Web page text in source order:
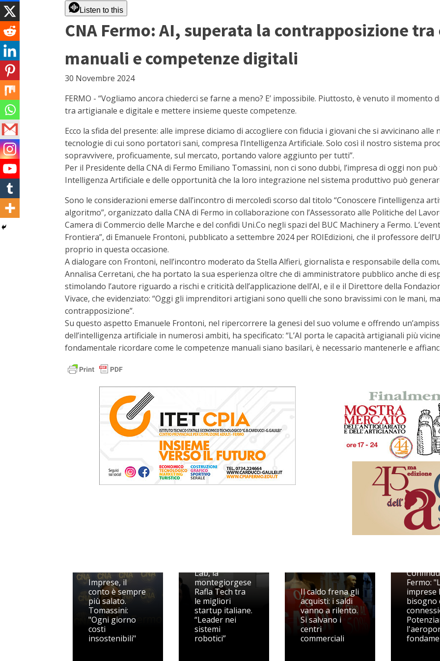
Listen to this
CNA Fermo: AI, superata la contrapposizione
manuali e competenze digitali
30 Novembre 2024
FERMO - “Vogliamo ancora chiederci se farne a meno? E’ impossibile. Piuttosto, è venuto il
tra artigianale e digitale e mettere insieme queste competenze.
Ecco la sfida del presente: alle imprese diciamo di accogliere con fiducia i giovani che si avvicinano
tecnologie di cui sono portatori sani, compresa l’Intelligenza Artificiale. Solo così il nostro sistema
sopravvivere, proficuamente, sul mercato, portando valore aggiunto per tutti”.
Per il Presidente della CNA di Fermo Emiliano Tomassini, non ci sono dubbi, l’impresa di oggi non
Intelligenza Artificiale e delle opportunità che la loro integrazione nel sistema produttivo può
Sono le considerazioni emerse dall’incontro di mercoledì scorso dal titolo “Conoscere l’intelligenza
algoritmo”, organizzato dalla CNA di Fermo in collaborazione con l’Assessorato alle Politiche del
Camera di Commercio delle Marche e del confidi Uni.Co negli spazi del BUC Machinery a Fermo.
Frontiera”, di Emanuele Frontoni, pubblicato a settembre 2024 per ROIEdizioni, che il professore
proprio in questa occasione.
A dialogare con Frontoni, nell’incontro moderato da Stella Alfieri, giornalista e responsabile della
Annalisa Cerretani, che ha portato la sua esperienza oltre che di amministratore pubblico anche di
stimolando l’autore riguardo a rischi e criticità dell’applicazione dell’AI, e il e il Direttore della
Vivace, che evidenziato: “Oggi gli imprenditori artigiani sono quelli che sono bravissimi con le mani, ma
contrapposizione”.
Su questo aspetto Emanuele Frontoni, nel ripercorrere la genesi del suo volume e offrendo
dell’intelligenza artificiale in numerosi ambiti, ha specificato: “L’AI porta le capacità artigianali più
fondamentale ricordare come le competenze manuali siano basilari, è necessario mantenerle e
Imprese, il
conto è sempre
più salato.
Tomassini:
"Ogni giorno
costi
insostenibili"
Lab, la
montegiorgese
Rafla Tech tra
le migliori
startup italiane.
“Leader nei
sistemi
robotici”
Il caldo frena gli
acquisti: i saldi
vanno a rilento.
Si salvano i
centri
commerciali
Fermo:
imprese
bisogno